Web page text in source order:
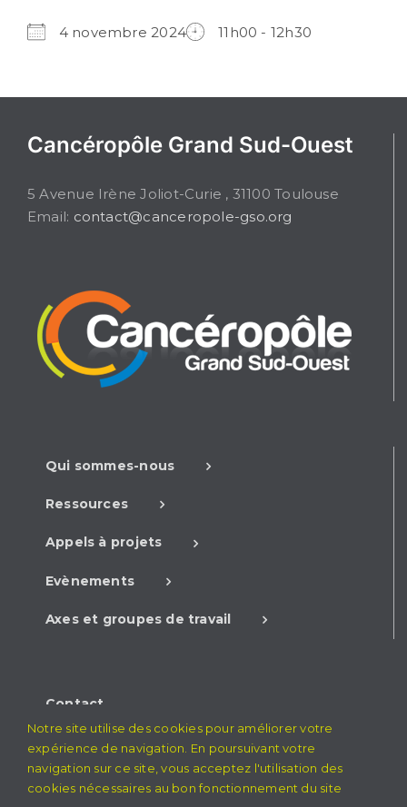
4 novembre 2024 11h00 - 12h30
Cancéropôle Grand Sud-Ouest
5 Avenue Irène Joliot-Curie , 31100 Toulouse
Email: contact@canceropole-gso.org
Qui sommes-nous
Ressources
Appels à projets
Evènements
Axes et groupes de travail
Contact
Mentions légales
Notre site utilise des cookies pour améliorer votre
expérience de navigation. En poursuivant votre
navigation sur ce site, vous acceptez l'utilisation des
cookies nécessaires au bon fonctionnement du site